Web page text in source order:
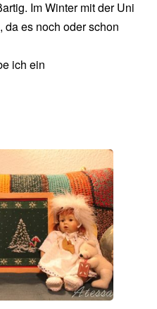
Im Winter mit der Uni
da es noch oder schon
ich ein